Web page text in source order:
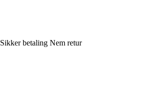
Sikker betaling Nem retur